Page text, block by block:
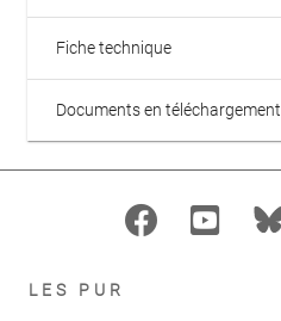
Fiche technique
Documents en téléchargement
LES PUR